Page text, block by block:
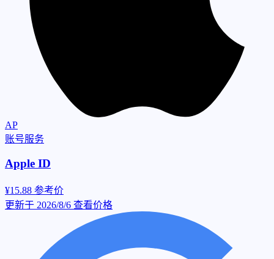
AP
账号服务
Apple ID
¥15.88 参考价
更新于 2026/8/6 查看价格